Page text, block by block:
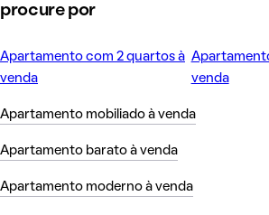
procure por
Apartamento com 2 quartos à
venda
venda
Apartamento mobiliado à venda
Apartamento barato à venda
Apartamento moderno à venda